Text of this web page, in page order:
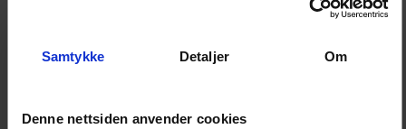
Samtykke Detaljer Om
Denne nettsiden anvender cookies
det finklippede gresset legges tilbake i plenen.
batterinivå og feilmeldinger. Maskinen kan også
avhengig av dekning og oppsett.